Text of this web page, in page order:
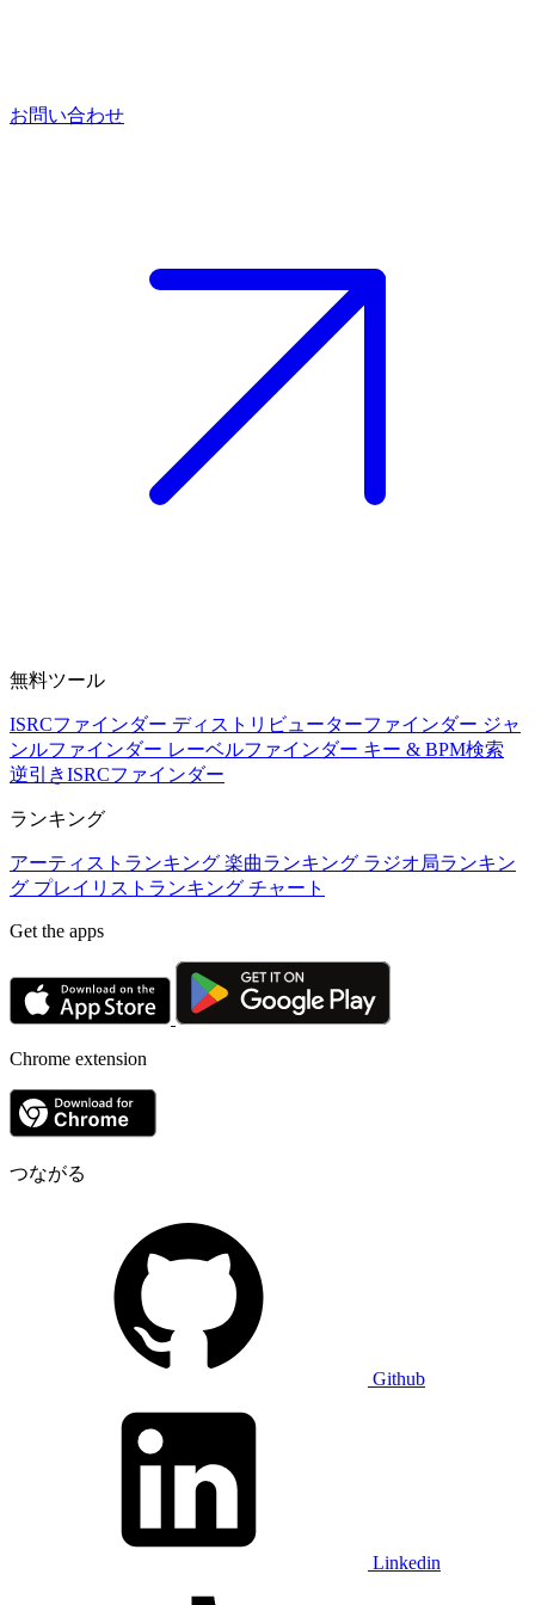
お問い合わせ
無料ツール
ISRCファインダー ディストリビューターファインダー ジャ
ンルファインダー レーベルファインダー キー & BPM検索
逆引きISRCファインダー
ランキング
アーティストランキング 楽曲ランキング ラジオ局ランキン
グ プレイリストランキング チャート
Get the apps
Chrome extension
つながる
Github
Linkedin